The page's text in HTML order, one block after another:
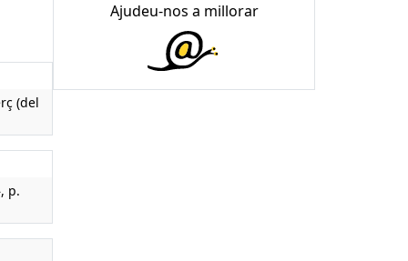
(del
p.
Ajudeu-nos a millorar